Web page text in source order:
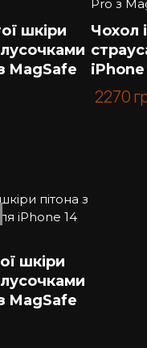
шкіри
MagSafe
Чохол
iPhone
2270
шкіри
MagSafe